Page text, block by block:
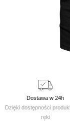
Dostawa w 24h
Dzięki dostępności
ręki